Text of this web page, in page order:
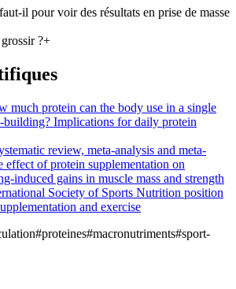
il pour voir des résultats en prise de masse
?+
protein can the body use in a single
building? Implications for daily protein
review, meta-analysis and meta-
effect of protein supplementation on
induced gains in muscle mass and strength
Society of Sports Nutrition position
and exercise
#proteines#macronutriments#sport-